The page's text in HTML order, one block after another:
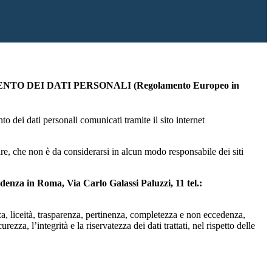
DEI DATI PERSONALI (Regolamento Europeo in
dei dati personali comunicati tramite il sito internet
che non è da considerarsi in alcun modo responsabile dei siti
in Roma, Via Carlo Galassi Paluzzi, 11 tel.:
trasparenza, pertinenza, completezza e non eccedenza,
l’integrità e la riservatezza dei dati trattati, nel rispetto delle